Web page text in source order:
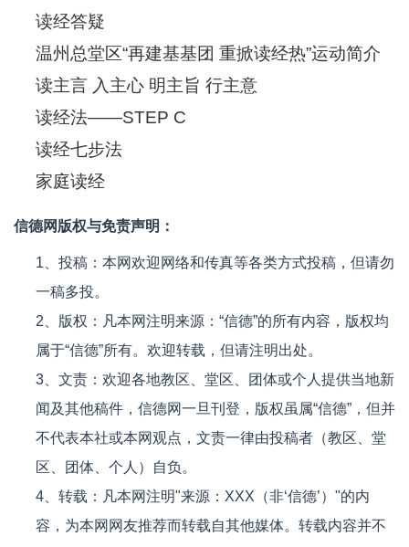
读经答疑
温州总堂区“再建基基团 重掀读经热”运动简介
读主言 入主心 明主旨 行主意
读经法——STEP C
读经七步法
家庭读经
信德网版权与免责声明：
1、投稿：本网欢迎网络和传真等各类方式投稿，但请勿
一稿多投。
2、版权：凡本网注明来源：“信德”的所有内容，版权均
属于“信德”所有。欢迎转载，但请注明出处。
3、文责：欢迎各地教区、堂区、团体或个人提供当地新
闻及其他稿件，信德网一旦刊登，版权虽属“信德”，但并
不代表本社或本网观点，文责一律由投稿者（教区、堂
区、团体、个人）自负。
4、转载：凡本网注明"来源：XXX（非‘信德’）"的内
容，为本网网友推荐而转载自其他媒体。转载内容并不